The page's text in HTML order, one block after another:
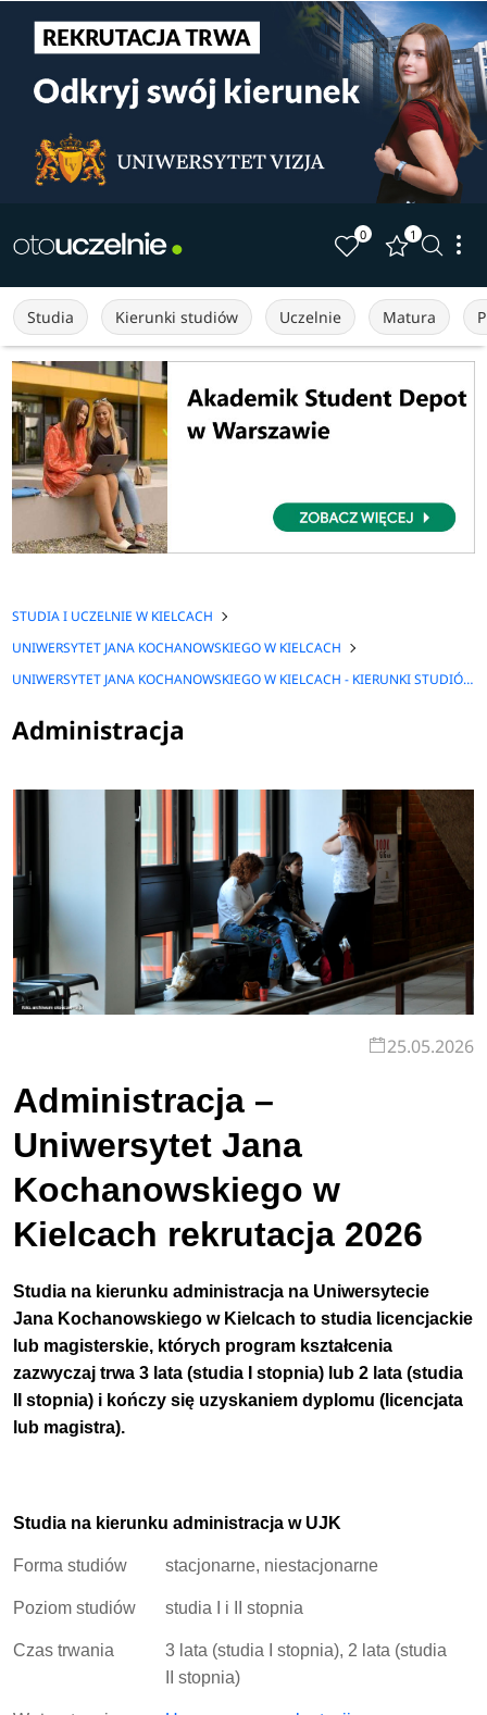
0 1
Studia Kierunki studiów Uczelnie Matura
STUDIA I UCZELNIE W KIELCACH
UNIWERSYTET JANA KOCHANOWSKIEGO W KIELCACH
UNIWERSYTET JANA KOCHANOWSKIEGO W KIELCACH - KIERUNKI STUDIÓW
Administracja
25.05.2026
Administracja –
Uniwersytet Jana
Kochanowskiego w
Kielcach rekrutacja 2026
Studia na kierunku administracja na Uniwersytecie
Jana Kochanowskiego w Kielcach to studia licencjackie
lub magisterskie, których program kształcenia
zazwyczaj trwa 3 lata (studia I stopnia) lub 2 lata (studia
II stopnia) i kończy się uzyskaniem dyplomu (licencjata
lub magistra).
Studia na kierunku administracja w UJK
Forma studiów stacjonarne, niestacjonarne
Poziom studiów studia I i II stopnia
Czas trwania
3 lata (studia I stopnia), 2 lata (studia
II stopnia)